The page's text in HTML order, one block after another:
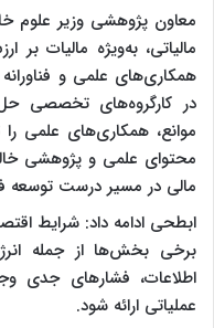
معاون پژوهشی وزیر علوم
مالیاتی، به‌ویژه مالیات
همکاری‌های علمی و
در کارگروه‌های تخصصی
موانع، همکاری‌های علمی را
محتوای علمی و پژوهشی
مالی در مسیر درست توسعه
ابطحی ادامه داد: شرایط
برخی بخش‌ها از جمله
اطلاعات، فشارهای جدی
عملیاتی ارائه شود.